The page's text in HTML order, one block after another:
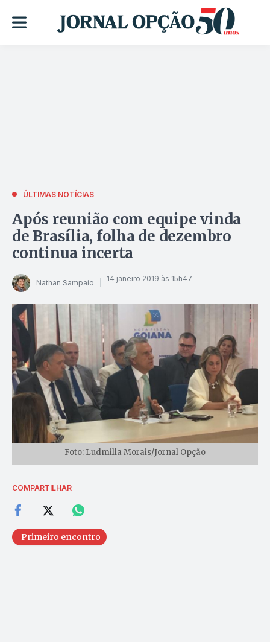
ÚLTIMAS NOTÍCIAS
Após reunião com equipe vinda
de Brasília, folha de dezembro
continua incerta
Nathan Sampaio 14 janeiro 2019 às 15h47
Foto: Ludmilla Morais/Jornal Opção
COMPARTILHAR
Primeiro encontro